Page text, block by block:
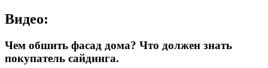
Видео:
Чем обшить фасад дома? Что должен знать
покупатель сайдинга.